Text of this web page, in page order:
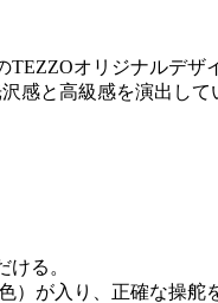
オリジナルデ
感と高級感を演出して
る。
）が入り、正確な操舵